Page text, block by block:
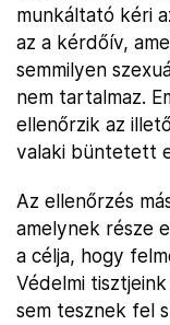
munkáltató kéri
az a kérdőív,
semmilyen
nem tartalmaz.
ellenőrzik az
valaki büntetett
Az ellenőrzés
amelynek része
a célja, hogy
Védelmi
sem tesznek fel